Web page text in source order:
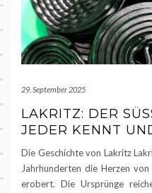
29. September 2025
LAKRITZ: DER
EDER KENNT
Die Geschichte von Lakritz
Jahrhunderten die Herzen
erobert. Die Ursprünge